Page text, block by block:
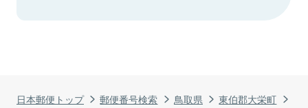
日本郵便トップ 郵便番号検索 鳥取県
東伯郡大栄町